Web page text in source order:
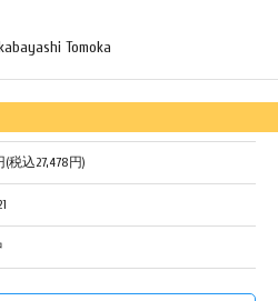
Tomoka
(税込27,478円)